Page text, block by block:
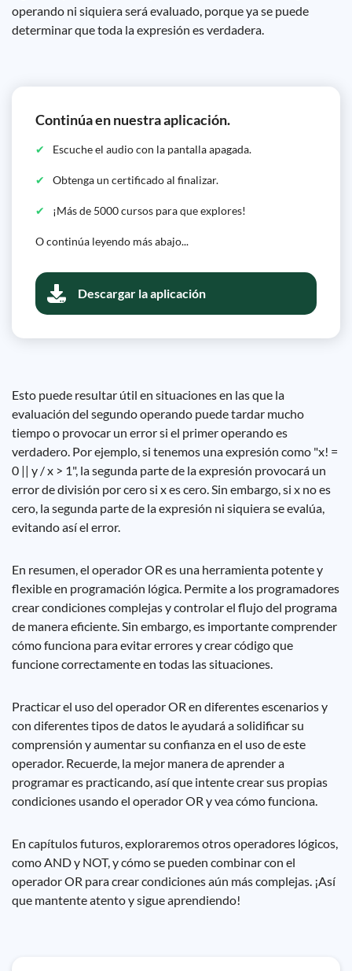
operando ni siquiera será evaluado, porque ya se puede
determinar que toda la expresión es verdadera.
Continúa en nuestra aplicación.
Escuche el audio con la pantalla apagada.
Obtenga un certificado al finalizar.
¡Más de 5000 cursos para que explores!
O continúa leyendo más abajo...
Descargar la aplicación
Esto puede resultar útil en situaciones en las que la
evaluación del segundo operando puede tardar mucho
tiempo o provocar un error si el primer operando es
verdadero. Por ejemplo, si tenemos una expresión como "x! =
0 || y / x > 1", la segunda parte de la expresión provocará un
error de división por cero si x es cero. Sin embargo, si x no es
cero, la segunda parte de la expresión ni siquiera se evalúa,
evitando así el error.
En resumen, el operador OR es una herramienta potente y
flexible en programación lógica. Permite a los programadores
crear condiciones complejas y controlar el flujo del programa
de manera eficiente. Sin embargo, es importante comprender
cómo funciona para evitar errores y crear código que
funcione correctamente en todas las situaciones.
Practicar el uso del operador OR en diferentes escenarios y
con diferentes tipos de datos le ayudará a solidificar su
comprensión y aumentar su confianza en el uso de este
operador. Recuerde, la mejor manera de aprender a
programar es practicando, así que intente crear sus propias
condiciones usando el operador OR y vea cómo funciona.
En capítulos futuros, exploraremos otros operadores lógicos,
como AND y NOT, y cómo se pueden combinar con el
operador OR para crear condiciones aún más complejas. ¡Así
que mantente atento y sigue aprendiendo!